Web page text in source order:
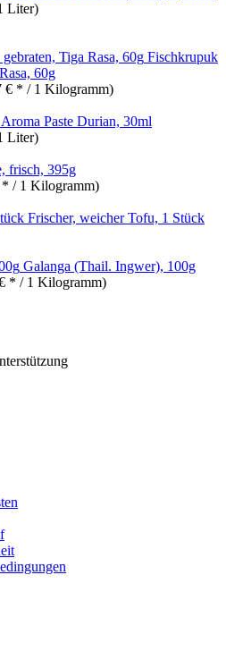
Liter)
Fischkrupuk
60g
€ * / 1 Kilogramm)
Aroma Paste Durian, 30ml
Liter)
frisch, 395g
* / 1 Kilogramm)
Frischer, weicher Tofu, 1 Stück
Galanga (Thail. Ingwer), 100g
* / 1 Kilogramm)